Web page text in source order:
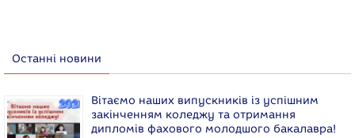
Останні новини
Вітаємо наших випускників із успішним
закінченням коледжу та отримання
дипломів фахового молодшого бакалавра!